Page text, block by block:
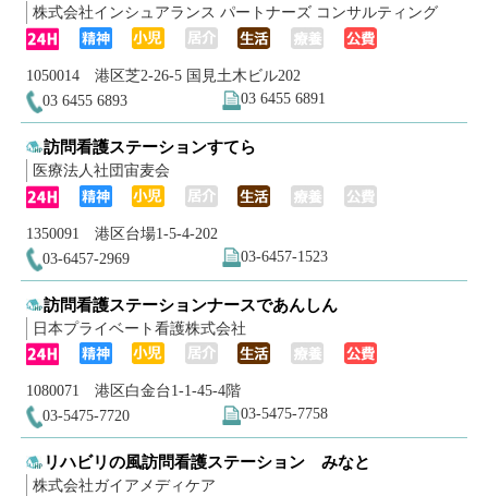
株式会社インシュアランス パートナーズ コンサルティング
1050014 港区芝2-26-5 国見土木ビル202
03 6455 6893
03 6455 6891
訪問看護ステーションすてら
医療法人社団宙麦会
1350091 港区台場1-5-4-202
03-6457-2969
03-6457-1523
訪問看護ステーションナースであんしん
日本プライベート看護株式会社
1080071 港区白金台1-1-45-4階
03-5475-7720
03-5475-7758
リハビリの風訪問看護ステーション みなと
株式会社ガイアメディケア